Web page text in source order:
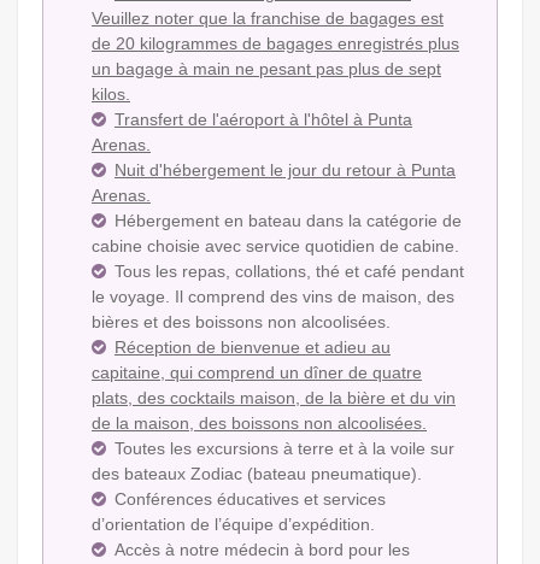
Veuillez noter que la franchise de bagages est
de 20 kilogrammes de bagages enregistrés plus
un bagage à main ne pesant pas plus de sept
kilos.
Transfert de l'aéroport à l'hôtel à Punta
Arenas.
Nuit d'hébergement le jour du retour à Punta
Arenas.
Hébergement en bateau dans la catégorie de
cabine choisie avec service quotidien de cabine.
Tous les repas, collations, thé et café pendant
le voyage. Il comprend des vins de maison, des
bières et des boissons non alcoolisées.
Réception de bienvenue et adieu au
capitaine, qui comprend un dîner de quatre
plats, des cocktails maison, de la bière et du vin
de la maison, des boissons non alcoolisées.
Toutes les excursions à terre et à la voile sur
des bateaux Zodiac (bateau pneumatique).
Conférences éducatives et services
d’orientation de l’équipe d’expédition.
Accès à notre médecin à bord pour les